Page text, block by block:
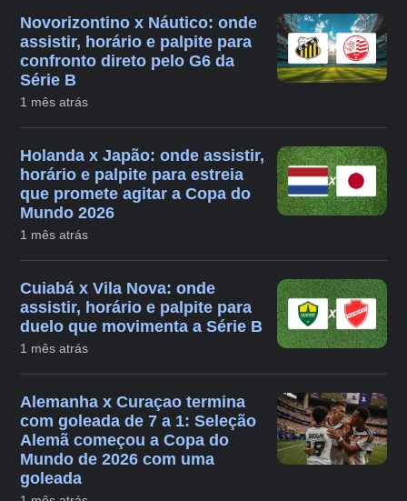
Novorizontino x Náutico: onde
assistir, horário e palpite para
confronto direto pelo G6 da
Série B
1 mês atrás
Holanda x Japão: onde assistir,
horário e palpite para estreia
que promete agitar a Copa do
Mundo 2026
1 mês atrás
Cuiabá x Vila Nova: onde
assistir, horário e palpite para
duelo que movimenta a Série B
1 mês atrás
Alemanha x Curaçao termina
com goleada de 7 a 1: Seleção
Alemã começou a Copa do
Mundo de 2026 com uma
goleada